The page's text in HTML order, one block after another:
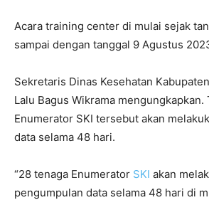
Acara training center di mulai sejak
sampai dengan tanggal 9 Agustus
Sekretaris Dinas Kesehatan
Lalu Bagus Wikrama mengungkapkan.
Enumerator SKI tersebut akan
data selama 48 hari.
“28 tenaga Enumerator SKI akan
pengumpulan data selama 48 hari di